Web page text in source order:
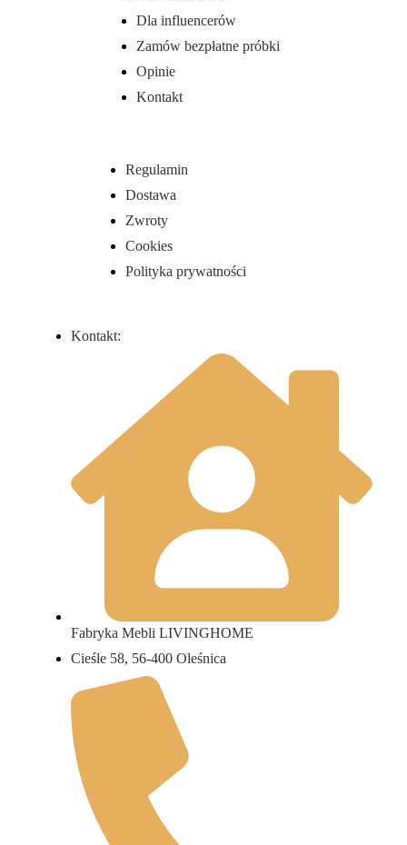
Dla influencerów
Zamów bezpłatne próbki
Opinie
Kontakt
Regulamin
Dostawa
Zwroty
Cookies
Polityka prywatności
Kontakt:
Fabryka Mebli LIVINGHOME
Cieśle 58, 56-400 Oleśnica